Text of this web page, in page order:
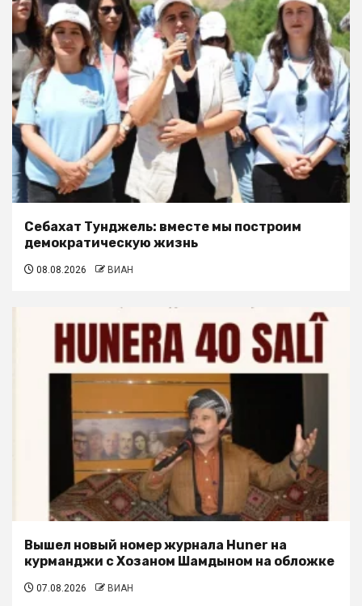
Себахат Тунджель: вместе мы построим
демократическую жизнь
08.08.2026 ВИАН
Вышел новый номер журнала Huner на
курманджи с Хозаном Шамдыном на обложке
07.08.2026 ВИАН